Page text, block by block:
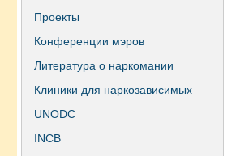
Проекты
Конференции мэров
Литература о наркомании
Клиники для наркозависимых
UNODC
INCB